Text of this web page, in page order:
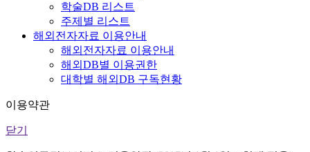
학술DB 리스트
주제별 리스트
해외전자자료 이용안내
해외전자자료 이용안내
해외DB별 이용권한
대학별 해외DB 구독현황
이용약관
닫기